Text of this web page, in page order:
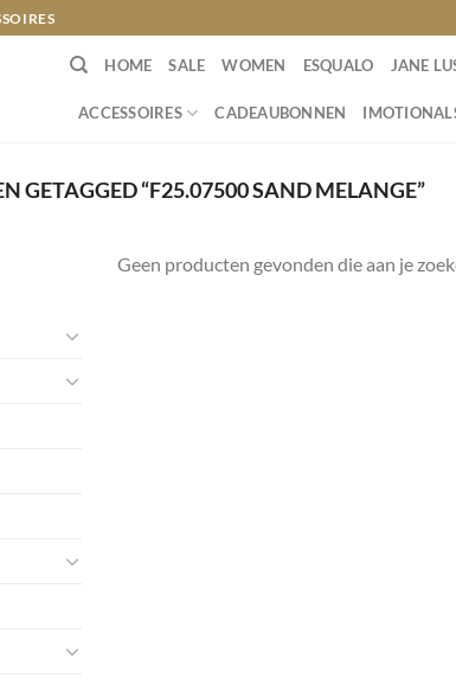
HOME SALE WOMEN ESQUALO JANE
ACCESSOIRES CADEAUBONNEN
GETAGGED “F25.07500 SAND MELANGE”
Geen producten gevonden die aan je